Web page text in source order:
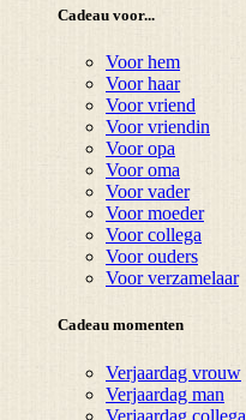
Cadeau voor...
Voor hem
Voor haar
Voor vriend
Voor vriendin
Voor opa
Voor oma
Voor vader
Voor moeder
Voor collega
Voor ouders
Voor verzamelaar
Cadeau momenten
Verjaardag vrouw
Verjaardag man
Verjaardag collega